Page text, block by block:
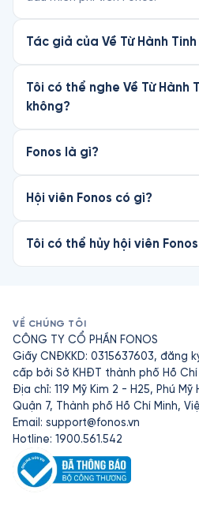
Tác giả của Về Từ Hành
Tôi có thể nghe Về Từ Hành
không?
Fonos là gì?
Hội viên Fonos có gì?
Tôi có thể hủy hội viên
VỀ CHÚNG TÔI
CÔNG TY CỔ PHẦN FONOS
Giấy CNĐKKD: 0315637603, đăng
cấp bởi Sở KHĐT thành phố Hồ Chí
Địa chỉ: 119 Mỹ Kim 2 - H25, Phú
Quận 7, Thành phố Hồ Chí Minh,
Email: support@fonos.vn
Hotline: 1900.561.542